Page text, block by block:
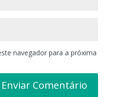
navegador para a próxima